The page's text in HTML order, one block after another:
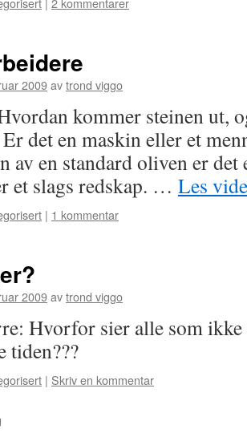
2009avtrond viggo
kommer steinen ut,
det en maskin eller et
av en standard oliven er
et slags redskap. … Les
| 1 kommentar
2009avtrond viggo
Hvorfor sier alle som ikke
tiden???
| Skriv en kommentar